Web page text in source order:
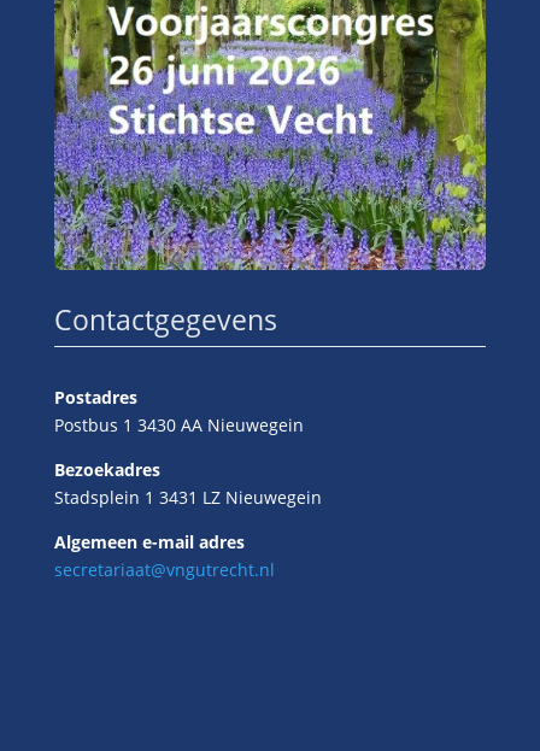
Contactgegevens
Postadres
Postbus 1 3430 AA Nieuwegein
Bezoekadres
Stadsplein 1 3431 LZ Nieuwegein
Algemeen e-mail adres
secretariaat@vngutrecht.nl